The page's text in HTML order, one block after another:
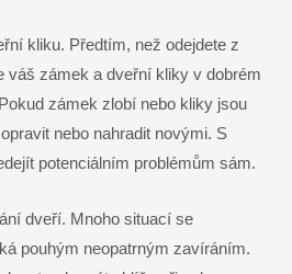
kliku. Předtím, než odejdete z
váš zámek a dveřní kliky v dobrém
zámek zlobí nebo kliky jsou
nebo nahradit novými. S
potenciálním problémům sám.
dveří. Mnoho situací se
pouhým neopatrným zavíráním.